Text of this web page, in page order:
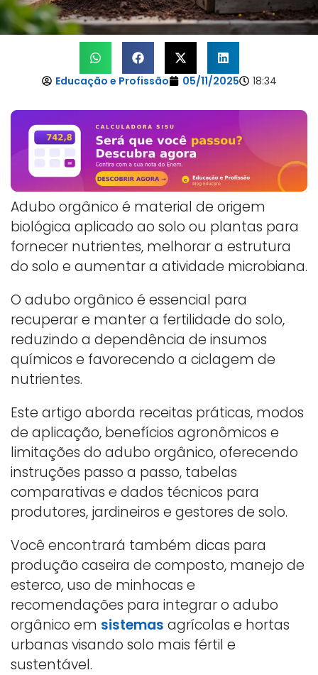
Educação e Profissão 05/11/2025 18:34
Adubo orgânico é material de origem
biológica aplicado ao solo ou plantas para
fornecer nutrientes, melhorar a estrutura
do solo e aumentar a atividade microbiana.
O adubo orgânico é essencial para
recuperar e manter a fertilidade do solo,
reduzindo a dependência de insumos
químicos e favorecendo a ciclagem de
nutrientes.
Este artigo aborda receitas práticas, modos
de aplicação, benefícios agronômicos e
limitações do adubo orgânico, oferecendo
instruções passo a passo, tabelas
comparativas e dados técnicos para
produtores, jardineiros e gestores de solo.
Você encontrará também dicas para
produção caseira de composto, manejo de
esterco, uso de minhocas e
recomendações para integrar o adubo
orgânico em sistemas agrícolas e hortas
urbanas visando solo mais fértil e
sustentável.